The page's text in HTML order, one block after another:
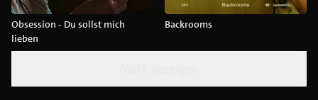
Obsession - Du sollst mich
lieben
Backrooms